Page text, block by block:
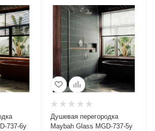
737-6у
Душевая перегородка
Maybah Glass MGD-737-5у